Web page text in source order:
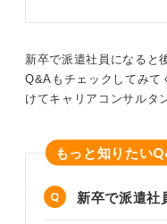
新卒で派遣社員になると
Q&Aもチェックしてみて
けてキャリアコンサルタ
もっと知りたい
新卒で派遣社